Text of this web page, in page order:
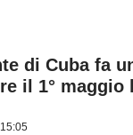
di Cuba fa
il 1° maggio
15:05